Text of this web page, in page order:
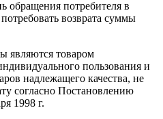
обращения потребителя в
возврата суммы
являются товаром
пользования и
надлежащего качества, не
согласно Постановлению
1998 г.